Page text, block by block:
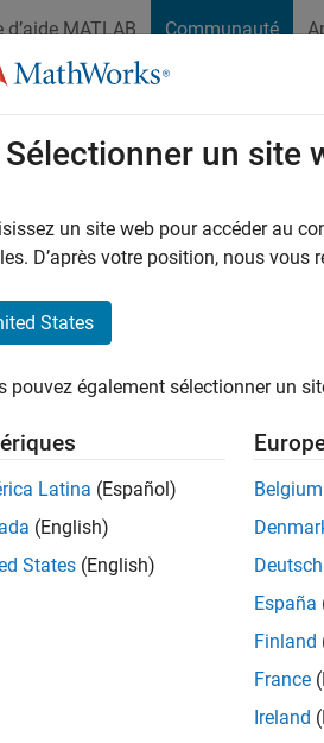
d’aide MATLAB Communauté
File Exchange Cody
Last seen: environ 5 ans il y
Followers:0Following:0
Sélectionner un site
un site web pour accéder au
D’après votre position, nous
States
pouvez également sélectionner un
Latina (Español)
(English)
States (English)
Belgium
España
Finland
France
Ireland